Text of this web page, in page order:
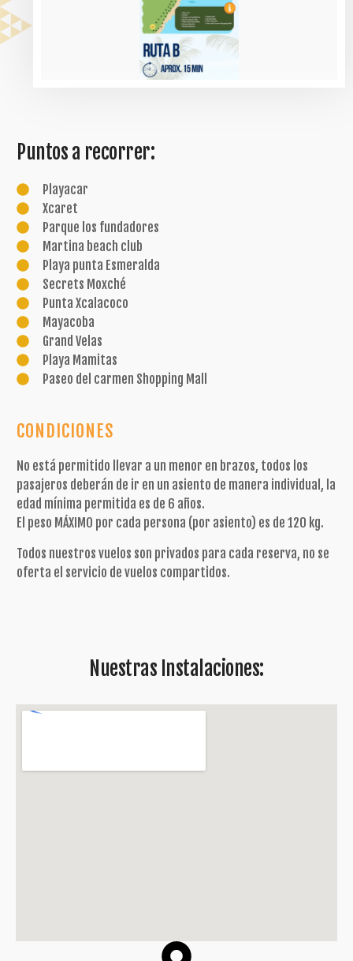
Puntos a recorrer:
Playacar
Xcaret
Parque los fundadores
Martina beach club
Playa punta Esmeralda
Secrets Moxché
Punta Xcalacoco
Mayacoba
Grand Velas
Playa Mamitas
Paseo del carmen Shopping Mall
CONDICIONES
No está permitido llevar a un menor en brazos, todos los
pasajeros deberán de ir en un asiento de manera individual, la
edad mínima permitida es de 6 años.
El peso MÁXIMO por cada persona (por asiento) es de 120 kg.
Todos nuestros vuelos son privados para cada reserva, no se
oferta el servicio de vuelos compartidos.
Nuestras Instalaciones: